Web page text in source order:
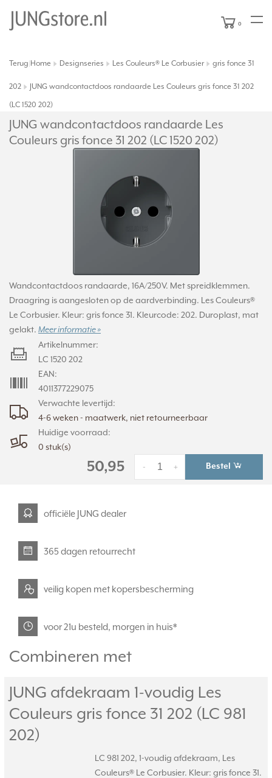
0
Terug Home Designseries Les Couleurs® Le Corbusier gris fonce 31
202 JUNG wandcontactdoos randaarde Les Couleurs gris fonce 31 202
(LC 1520 202)
JUNG wandcontactdoos randaarde Les
Couleurs gris fonce 31 202 (LC 1520 202)
Wandcontactdoos randaarde, 16A/250V. Met spreidklemmen.
Draagring is aangesloten op de aardverbinding. Les Couleurs®
Le Corbusier. Kleur: gris fonce 31. Kleurcode: 202. Duroplast, mat
gelakt. Meer informatie »
Verwachte levertijd:
4-6 weken - maatwerk, niet retourneerbaar
Huidige voorraad:
0 stuk(s)
Artikelnummer:
LC 1520 202
EAN:
4011377229075
50,95 +
- Bestel
officiële JUNG dealer
365 dagen retourrecht
veilig kopen met kopersbescherming
voor 21u besteld, morgen in huis*
Combineren met
JUNG afdekraam 1-voudig Les
Couleurs gris fonce 31 202 (LC 981
202)
LC 981 202, 1-voudig afdekraam, Les
Couleurs® Le Corbusier. Kleur: gris fonce 31.